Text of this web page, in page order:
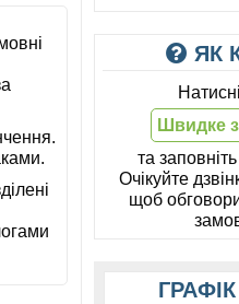
ЯК
Швидке
та
Очікуйте
щоб